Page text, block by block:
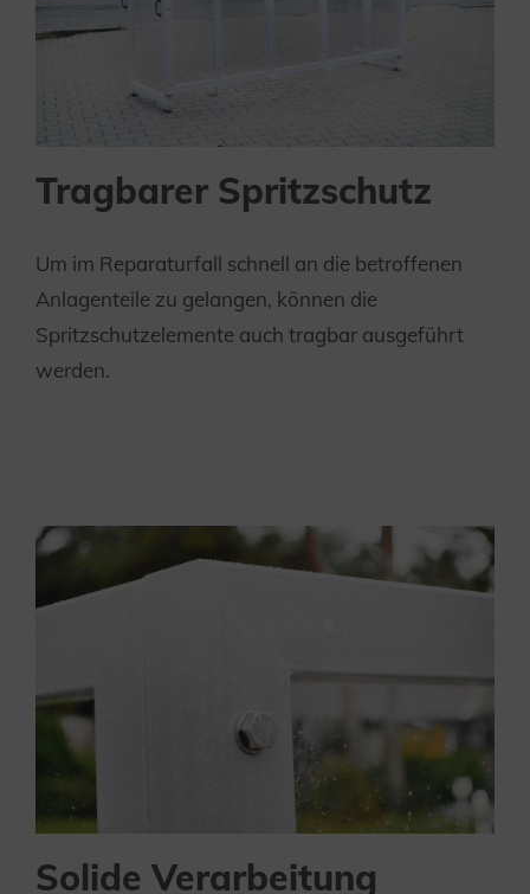
Tragbarer Spritzschutz
Um im Reparaturfall schnell an die betroffenen
Anlagenteile zu gelangen, können die
Spritzschutzelemente auch tragbar ausgeführt
werden.
Solide Verarbeitung